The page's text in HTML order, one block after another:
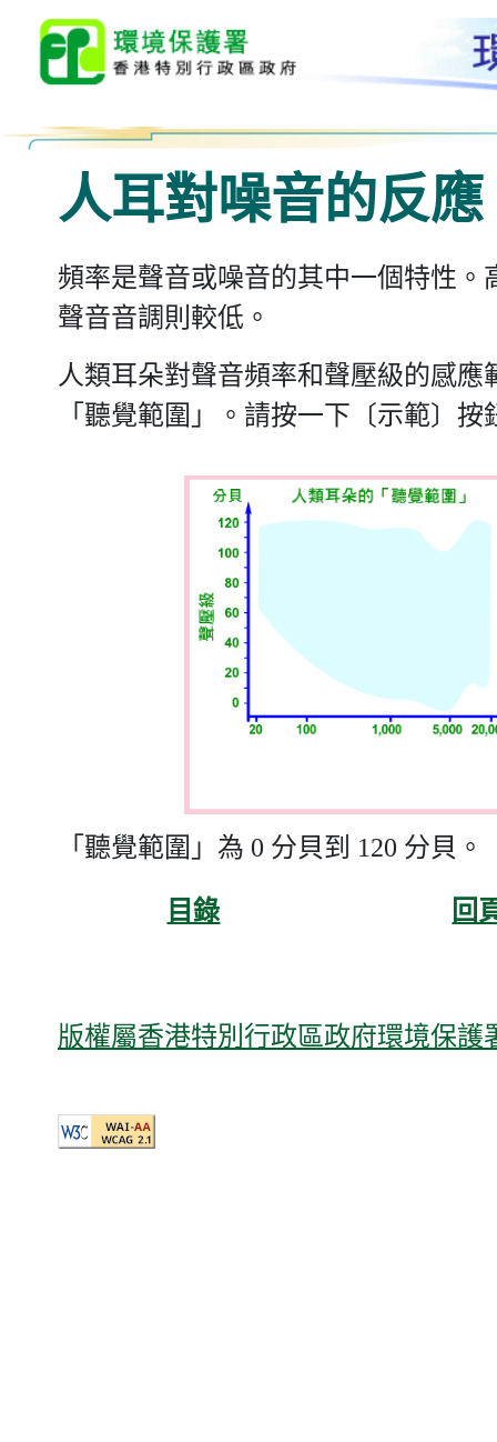
人耳對噪音的反應
頻率是聲音或噪音的其中一個特性
聲音音調則較低。
人類耳朵對聲音頻率和聲壓級的感
「聽覺範圍」。請按一下〔示範〕
「聽覺範圍」為 0 分貝到 120 分貝。
目錄 回
版權屬香港特別行政區政府環境保護